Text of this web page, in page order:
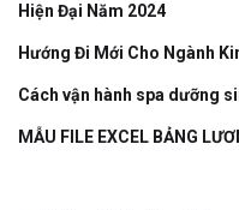
Hiện Đại Năm 2024
Hướng Đi Mới Cho Ngành
Cách vận hành spa dưỡng
MẪU FILE EXCEL BẢNG